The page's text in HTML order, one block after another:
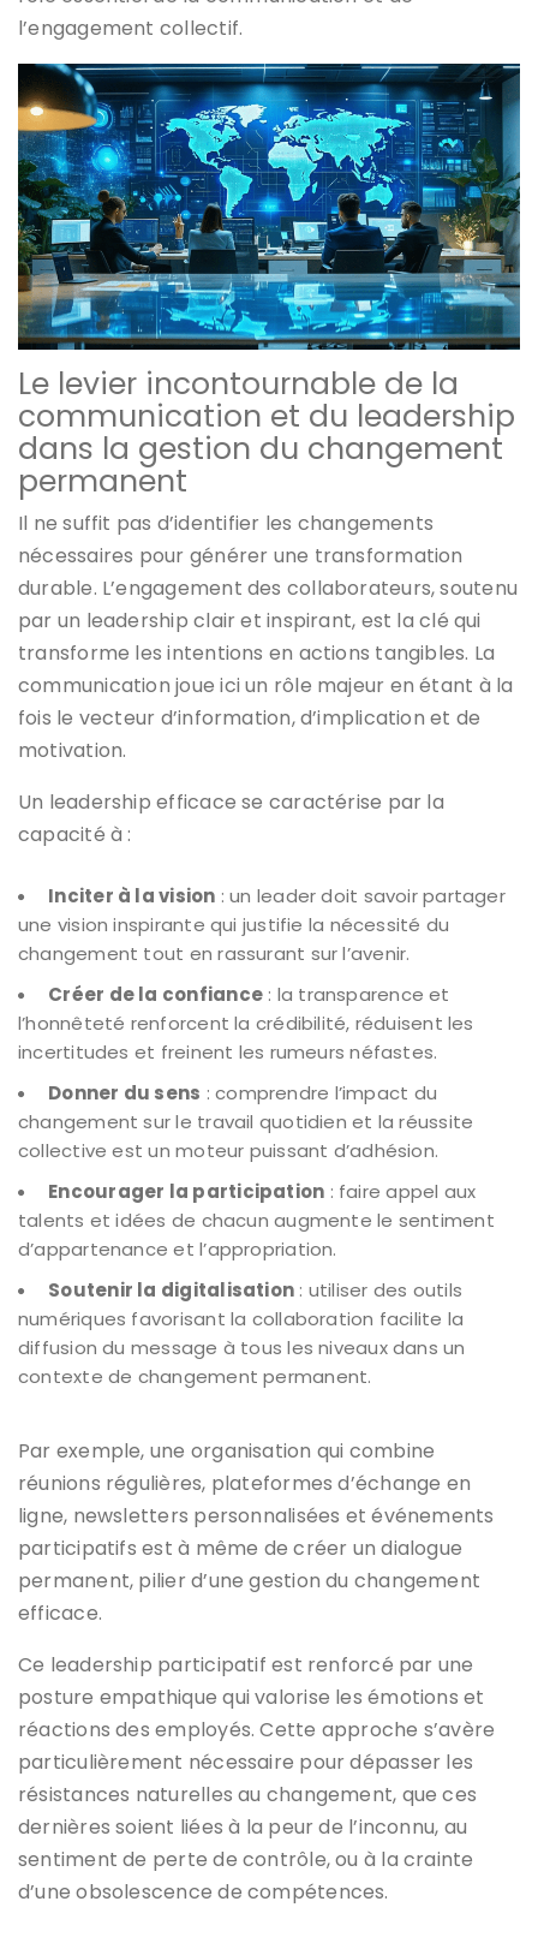
l’engagement collectif.
Le levier incontournable de la
communication et du leadership
dans la gestion du changement
permanent
Il ne suffit pas d’identifier les changements
nécessaires pour générer une transformation
durable. L’engagement des collaborateurs, soutenu
par un leadership clair et inspirant, est la clé qui
transforme les intentions en actions tangibles. La
communication joue ici un rôle majeur en étant à la
fois le vecteur d’information, d’implication et de
motivation.
Un leadership efficace se caractérise par la
capacité à :
Inciter à la vision : un leader doit savoir partager
une vision inspirante qui justifie la nécessité du
changement tout en rassurant sur l’avenir.
Créer de la confiance: la transparence et
l’honnêteté renforcent la crédibilité, réduisent les
incertitudes et freinent les rumeurs néfastes.
Donner du sens : comprendre l’impact du
changement sur le travail quotidien et la réussite
collective est un moteur puissant d’adhésion.
Encourager la participation : faire appel aux
talents et idées de chacun augmente le sentiment
d’appartenance et l’appropriation.
Soutenir la digitalisation : utiliser des outils
numériques favorisant la collaboration facilite la
diffusion du message à tous les niveaux dans un
contexte de changement permanent.
Par exemple, une organisation qui combine
réunions régulières, plateformes d’échange en
ligne, newsletters personnalisées et événements
participatifs est à même de créer un dialogue
permanent, pilier d’une gestion du changement
efficace.
Ce leadership participatif est renforcé par une
posture empathique qui valorise les émotions et
réactions des employés. Cette approche s’avère
particulièrement nécessaire pour dépasser les
résistances naturelles au changement, que ces
dernières soient liées à la peur de l’inconnu, au
sentiment de perte de contrôle, ou à la crainte
d’une obsolescence de compétences.